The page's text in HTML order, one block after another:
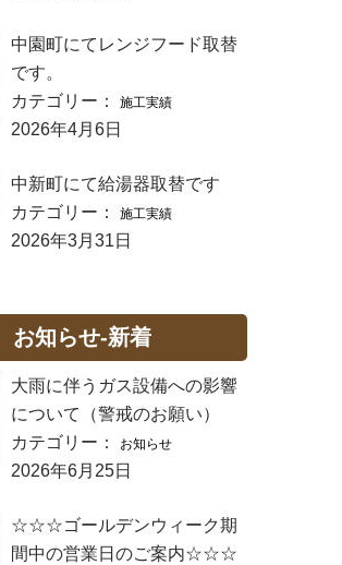
中園町にてレンジフード取替
です。
カテゴリー：
施工実績
2026年4月6日
中新町にて給湯器取替です
カテゴリー：
施工実績
2026年3月31日
お知らせ-新着
大雨に伴うガス設備への影響
について（警戒のお願い）
カテゴリー：
お知らせ
2026年6月25日
☆☆☆ゴールデンウィーク期
間中の営業日のご案内☆☆☆